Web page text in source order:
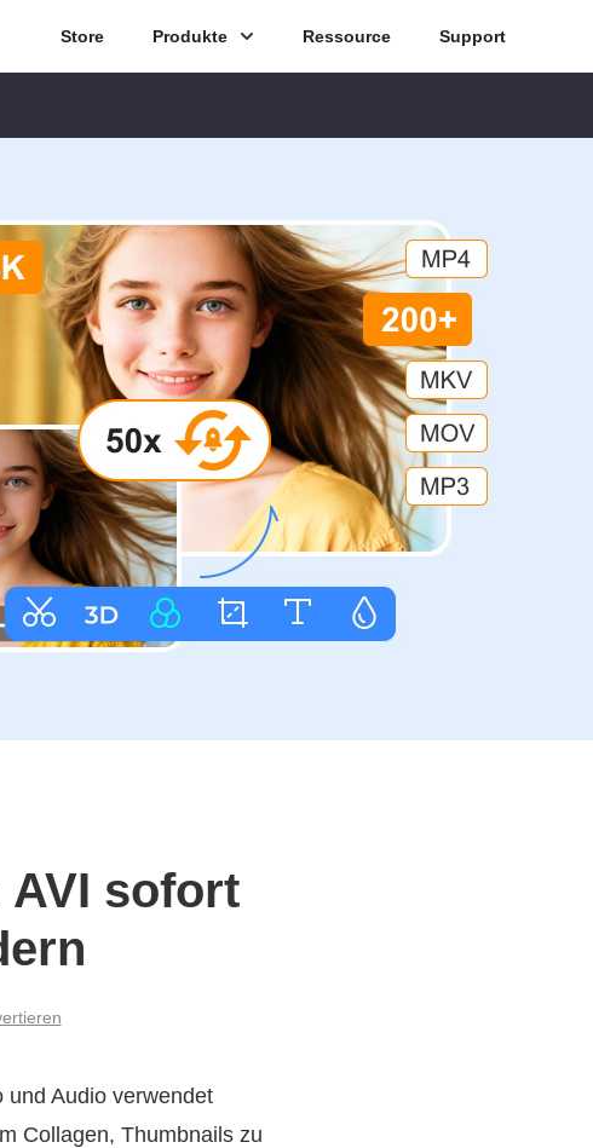
Store Produkte Ressource Support
sofort
und Audio verwendet
Collagen, Thumbnails zu